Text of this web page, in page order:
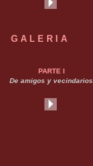
G A L E R I A
PARTE I
De amigos y vecindarios